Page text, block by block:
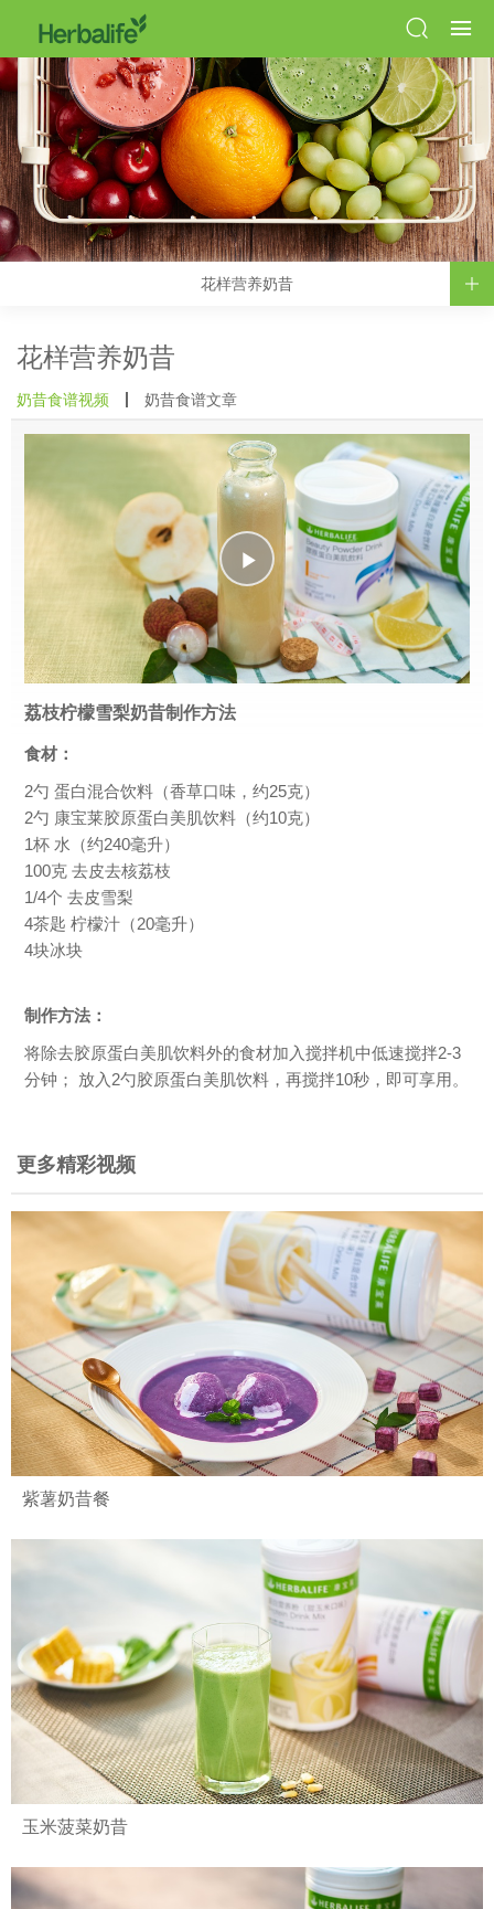
花样营养奶昔
花样营养奶昔
奶昔食谱视频 奶昔食谱文章
Play
Video
荔枝柠檬雪梨奶昔制作方法
食材：
2勺 蛋白混合饮料（香草口味，约25克）
2勺 康宝莱胶原蛋白美肌饮料（约10克）
1杯 水（约240毫升）
100克 去皮去核荔枝
1/4个 去皮雪梨
4茶匙 柠檬汁（20毫升）
4块冰块
制作方法：
将除去胶原蛋白美肌饮料外的食材加入搅拌机中低速搅拌2-3
分钟； 放入2勺胶原蛋白美肌饮料，再搅拌10秒，即可享用。
更多精彩视频
紫薯奶昔餐
玉米菠菜奶昔